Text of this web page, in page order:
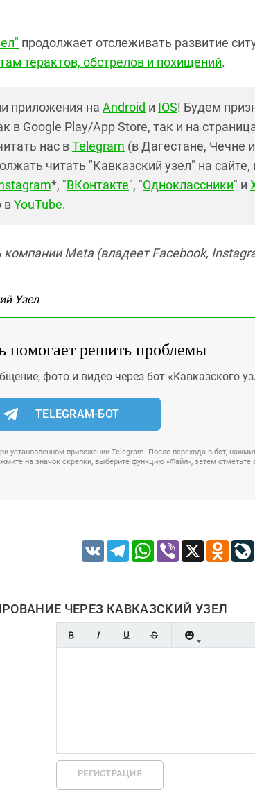
продолжает отслеживать развитие
терактов, обстрелов и похищений.
приложения на Android и IOS! Будем
в Google Play/App Store, так и на
нас вTelegram (в Дагестане, Чечне
читать "Кавказский узел" на сайте,
*, "ВКонтакте", "Одноклассники" и
вYouTube.
компании Meta (владеет Facebook,
Узел
помогает решить проблемы
фото и видео через бот «Кавказского
TELEGRAM-БОТ
установленном приложении Telegram. После перехода в бот,
на значок скрепки, выберите функцию «Файл», затем отметьте
VK TelegramWhatsApp
Viber X
ЧЕРЕЗ КАВКАЗСКИЙ УЗЕЛ
РЕГИСТРАЦИЯ